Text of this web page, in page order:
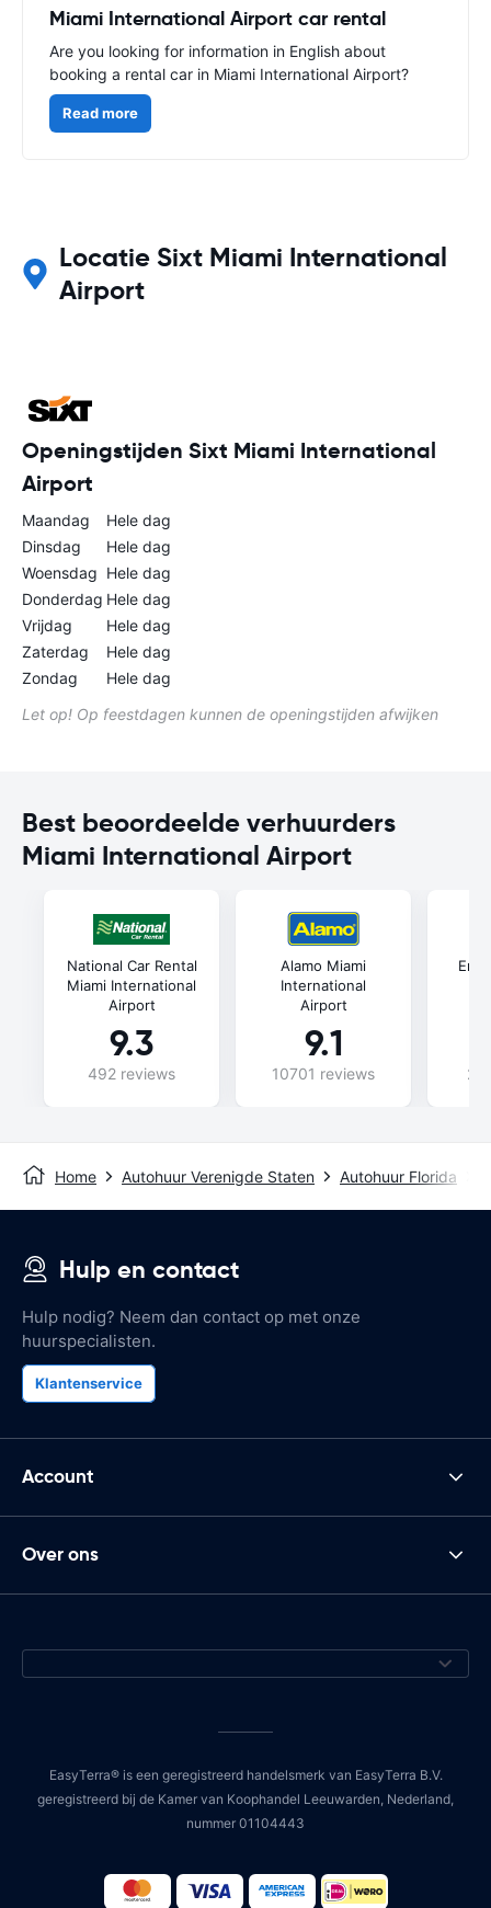
Miami International Airport car rental
Are you looking for information in English about
booking a rental car in Miami International Airport?
Read more
Locatie Sixt Miami International
Airport
Openingstijden Sixt Miami International
Airport
Maandag
Hele dag
Dinsdag
Hele dag
Woensdag Hele dag
Donderdag Hele dag
Vrijdag
Hele dag
Zaterdag
Hele dag
Zondag
Hele dag
Let op! Op feestdagen kunnen de openingstijden afwijken
Best beoordeelde verhuurders
Miami International Airport
National Car Rental
Miami International
Airport
9.3
492 reviews
Alamo Miami
International
Airport
9.1
10701 reviews
Home Autohuur Verenigde Staten Autohuur Florida
Hulp en contact
Hulp nodig? Neem dan contact op met onze
huurspecialisten.
Klantenservice
Account
Over ons
EasyTerra® is een geregistreerd handelsmerk van EasyTerra B.V.
geregistreerd bij de Kamer van Koophandel Leeuwarden, Nederland,
nummer 01104443